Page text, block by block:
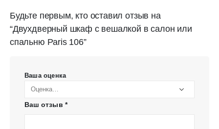
Будьте первым, кто оставил отзыв на
“Двухдверный шкаф с вешалкой в салон или
спальню Paris 106”
Ваша оценка
Ваш отзыв *